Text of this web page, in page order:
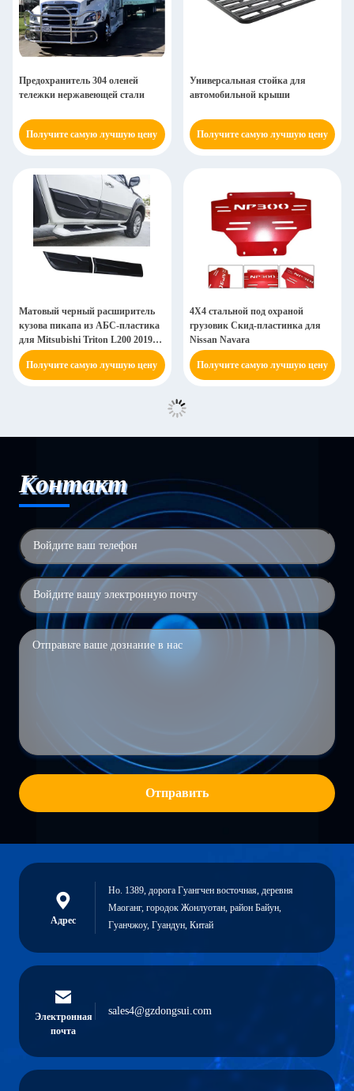
Предохранитель 304 оленей
тележки нержавеющей стали
Получите самую лучшую цену
Универсальная стойка для
автомобильной крыши
Получите самую лучшую цену
Матовый черный расширитель
кузова пикапа из АБС-пластика
для Mitsubishi Triton L200 2019
2020 годов
Получите самую лучшую цену
4X4 стальной под охраной
грузовик Скид-пластинка для
Nissan Navara
Получите самую лучшую цену
Контакт
Отправить
Адрес
Но. 1389, дорога Гуангчен восточная, деревня
Маоганг, городок Жонлуотан, район Байун,
Гуанчжоу, Гуандун, Китай
Электронная
почта
sales4@gzdongsui.com